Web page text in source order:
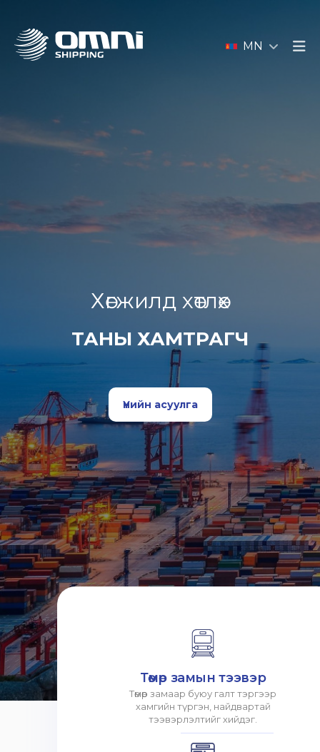
MN
Хөгжилд хөтлөх
ТАНЫ ХАМТРАГЧ
Үнийн асуулга
Төмөр замын тээвэр
Төмөр замаар буюу галт тэргээр
хамгийн түргэн, найдвартай
тээвэрлэлтийг хийдэг.